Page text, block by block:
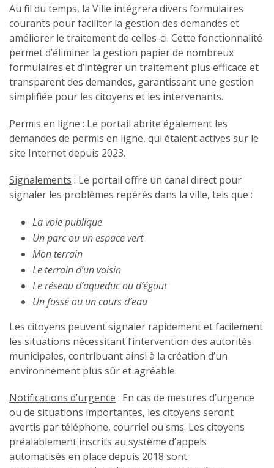
Au fil du temps, la Ville intégrera divers formulaires
courants pour faciliter la gestion des demandes et
améliorer le traitement de celles-ci. Cette fonctionnalité
permet d’éliminer la gestion papier de nombreux
formulaires et d’intégrer un traitement plus efficace et
transparent des demandes, garantissant une gestion
simplifiée pour les citoyens et les intervenants.
Permis en ligne : Le portail abrite également les
demandes de permis en ligne, qui étaient actives sur le
site Internet depuis 2023.
Signalements : Le portail offre un canal direct pour
signaler les problèmes repérés dans la ville, tels que :
La voie publique
Un parc ou un espace vert
Mon terrain
Le terrain d’un voisin
Le réseau d’aqueduc ou d’égout
Un fossé ou un cours d’eau
Les citoyens peuvent signaler rapidement et facilement
les situations nécessitant l’intervention des autorités
municipales, contribuant ainsi à la création d’un
environnement plus sûr et agréable.
Notifications d’urgence : En cas de mesures d’urgence
ou de situations importantes, les citoyens seront
avertis par téléphone, courriel ou sms. Les citoyens
préalablement inscrits au système d’appels
automatisés en place depuis 2018 sont